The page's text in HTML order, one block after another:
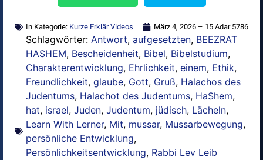
In Kategorie: Kurze Erklär Videos März 4, 2026 – 15 Adar 5786
Schlagwörter: Antwort, aufgesetzten, BEEZRAT
HASHEM, Bescheidenheit, Bibel, Bibelstudium,
Charakterentwicklung, Ehrlichkeit, einem, Ethik,
Freundlichkeit, glaube, Gott, Gruß, Halachos des
Judentums, Halachot des Judentums, HaShem,
hat, israel, Juden, Judentum, jüdisch, Lächeln,
Learn With Lerner, Mit, mussar, Mussarbewegung,
persönliche Entwicklung,
Persönlichkeitsentwicklung, Rabbi Lev Leib